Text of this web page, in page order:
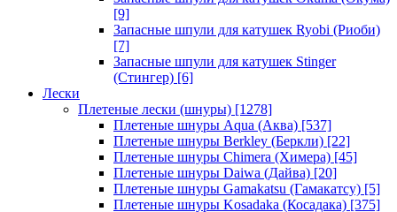
[9]
Запасные шпули для катушек Ryobi (Риоби)
[7]
Запасные шпули для катушек Stinger
(Стингер) [6]
Лески
Плетеные лески (шнуры) [1278]
Плетеные шнуры Aqua (Аква) [537]
Плетеные шнуры Berkley (Беркли) [22]
Плетеные шнуры Chimera (Химера) [45]
Плетеные шнуры Daiwa (Дайва) [20]
Плетеные шнуры Gamakatsu (Гамакатсу) [5]
Плетеные шнуры Kosadaka (Косадака) [375]